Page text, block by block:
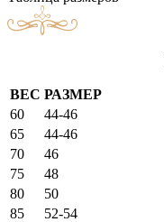
ВЕС РАЗМЕР
60
44-46
65
44-46
70
46
75
48
80
50
85
52-54